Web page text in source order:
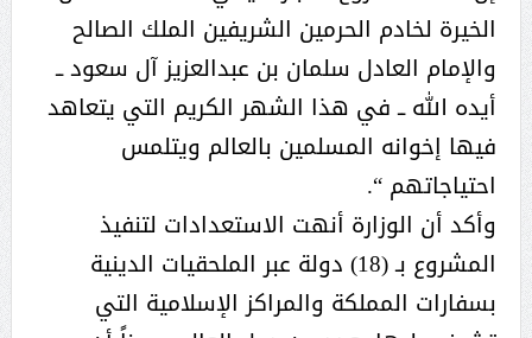
الخيرة لخادم الحرمين الشريفين الملك الصالح
والإمام العادل سلمان بن عبدالعزيز آل سعود ــ
أيده الله ــ في هذا الشهر الكريم التي يتعاهد
فيها إخوانه المسلمين بالعالم ويتلمس
احتياجاتهم “.
وأكد أن الوزارة أنهت الاستعدادات لتنفيذ
المشروع بـ (18) دولة عبر الملحقيات الدينية
بسفارات المملكة والمراكز الإسلامية التي